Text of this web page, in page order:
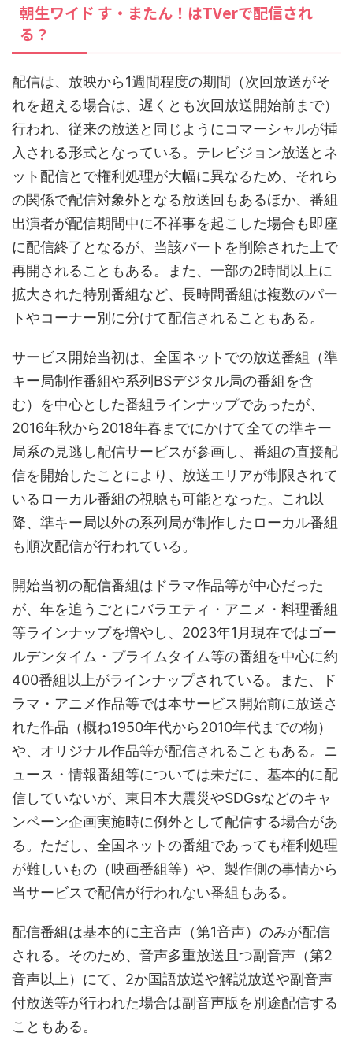
朝生ワイド す・またん！はTVerで配信され
る？
配信は、放映から1週間程度の期間（次回放送がそ
れを超える場合は、遅くとも次回放送開始前まで）
行われ、従来の放送と同じようにコマーシャルが挿
入される形式となっている。テレビジョン放送とネ
ット配信とで権利処理が大幅に異なるため、それら
の関係で配信対象外となる放送回もあるほか、番組
出演者が配信期間中に不祥事を起こした場合も即座
に配信終了となるが、当該パートを削除された上で
再開されることもある。また、一部の2時間以上に
拡大された特別番組など、長時間番組は複数のパー
トやコーナー別に分けて配信されることもある。
サービス開始当初は、全国ネットでの放送番組（準
キー局制作番組や系列BSデジタル局の番組を含
む）を中心とした番組ラインナップであったが、
2016年秋から2018年春までにかけて全ての準キー
局系の見逃し配信サービスが参画し、番組の直接配
信を開始したことにより、放送エリアが制限されて
いるローカル番組の視聴も可能となった。これ以
降、準キー局以外の系列局が制作したローカル番組
も順次配信が行われている。
開始当初の配信番組はドラマ作品等が中心だった
が、年を追うごとにバラエティ・アニメ・料理番組
等ラインナップを増やし、2023年1月現在ではゴー
ルデンタイム・プライムタイム等の番組を中心に約
400番組以上がラインナップされている。また、ド
ラマ・アニメ作品等では本サービス開始前に放送さ
れた作品（概ね1950年代から2010年代までの物）
や、オリジナル作品等が配信されることもある。ニ
ュース・情報番組等については未だに、基本的に配
信していないが、東日本大震災やSDGsなどのキャ
ンペーン企画実施時に例外として配信する場合があ
る。ただし、全国ネットの番組であっても権利処理
が難しいもの（映画番組等）や、製作側の事情から
当サービスで配信が行われない番組もある。
配信番組は基本的に主音声（第1音声）のみが配信
される。そのため、音声多重放送且つ副音声（第2
音声以上）にて、2か国語放送や解説放送や副音声
付放送等が行われた場合は副音声版を別途配信する
こともある。